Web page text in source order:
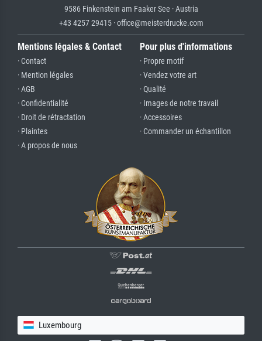
9586 Finkenstein am Faaker See · Austria
+43 4257 29415 · office@meisterdrucke.com
Mentions légales & Contact
· Contact
· Mention légales
· AGB
· Confidentialité
· Droit de rétractation
· Plaintes
· A propos de nous
Pour plus d'informations
· Propre motif
· Vendez votre art
· Qualité
· Images de notre travail
· Accessoires
· Commander un échantillon
Luxembourg